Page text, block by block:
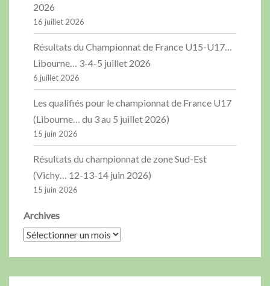
2026
16 juillet 2026
Résultats du Championnat de France U15-U17…
Libourne… 3-4-5 juillet 2026
6 juillet 2026
Les qualifiés pour le championnat de France U17
(Libourne… du 3 au 5 juillet 2026)
15 juin 2026
Résultats du championnat de zone Sud-Est
(Vichy… 12-13-14 juin 2026)
15 juin 2026
Archives